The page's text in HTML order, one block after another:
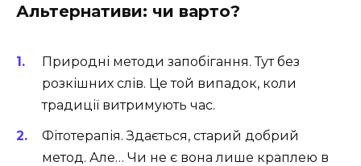
Альтернативи: чи варто?
Природні методи запобігання. Тут без
розкішних слів. Це той випадок, коли
традиції витримують час.
Фітотерапія. Здається, старий добрий
метод. Але… Чи не є вона лише краплею в